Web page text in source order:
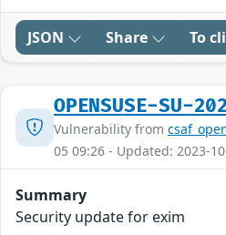
JSON Share To
OPENSUSE-SU-
Vulnerability from
05 09:26 - Updated: 2023-
Summary
Security update for exim